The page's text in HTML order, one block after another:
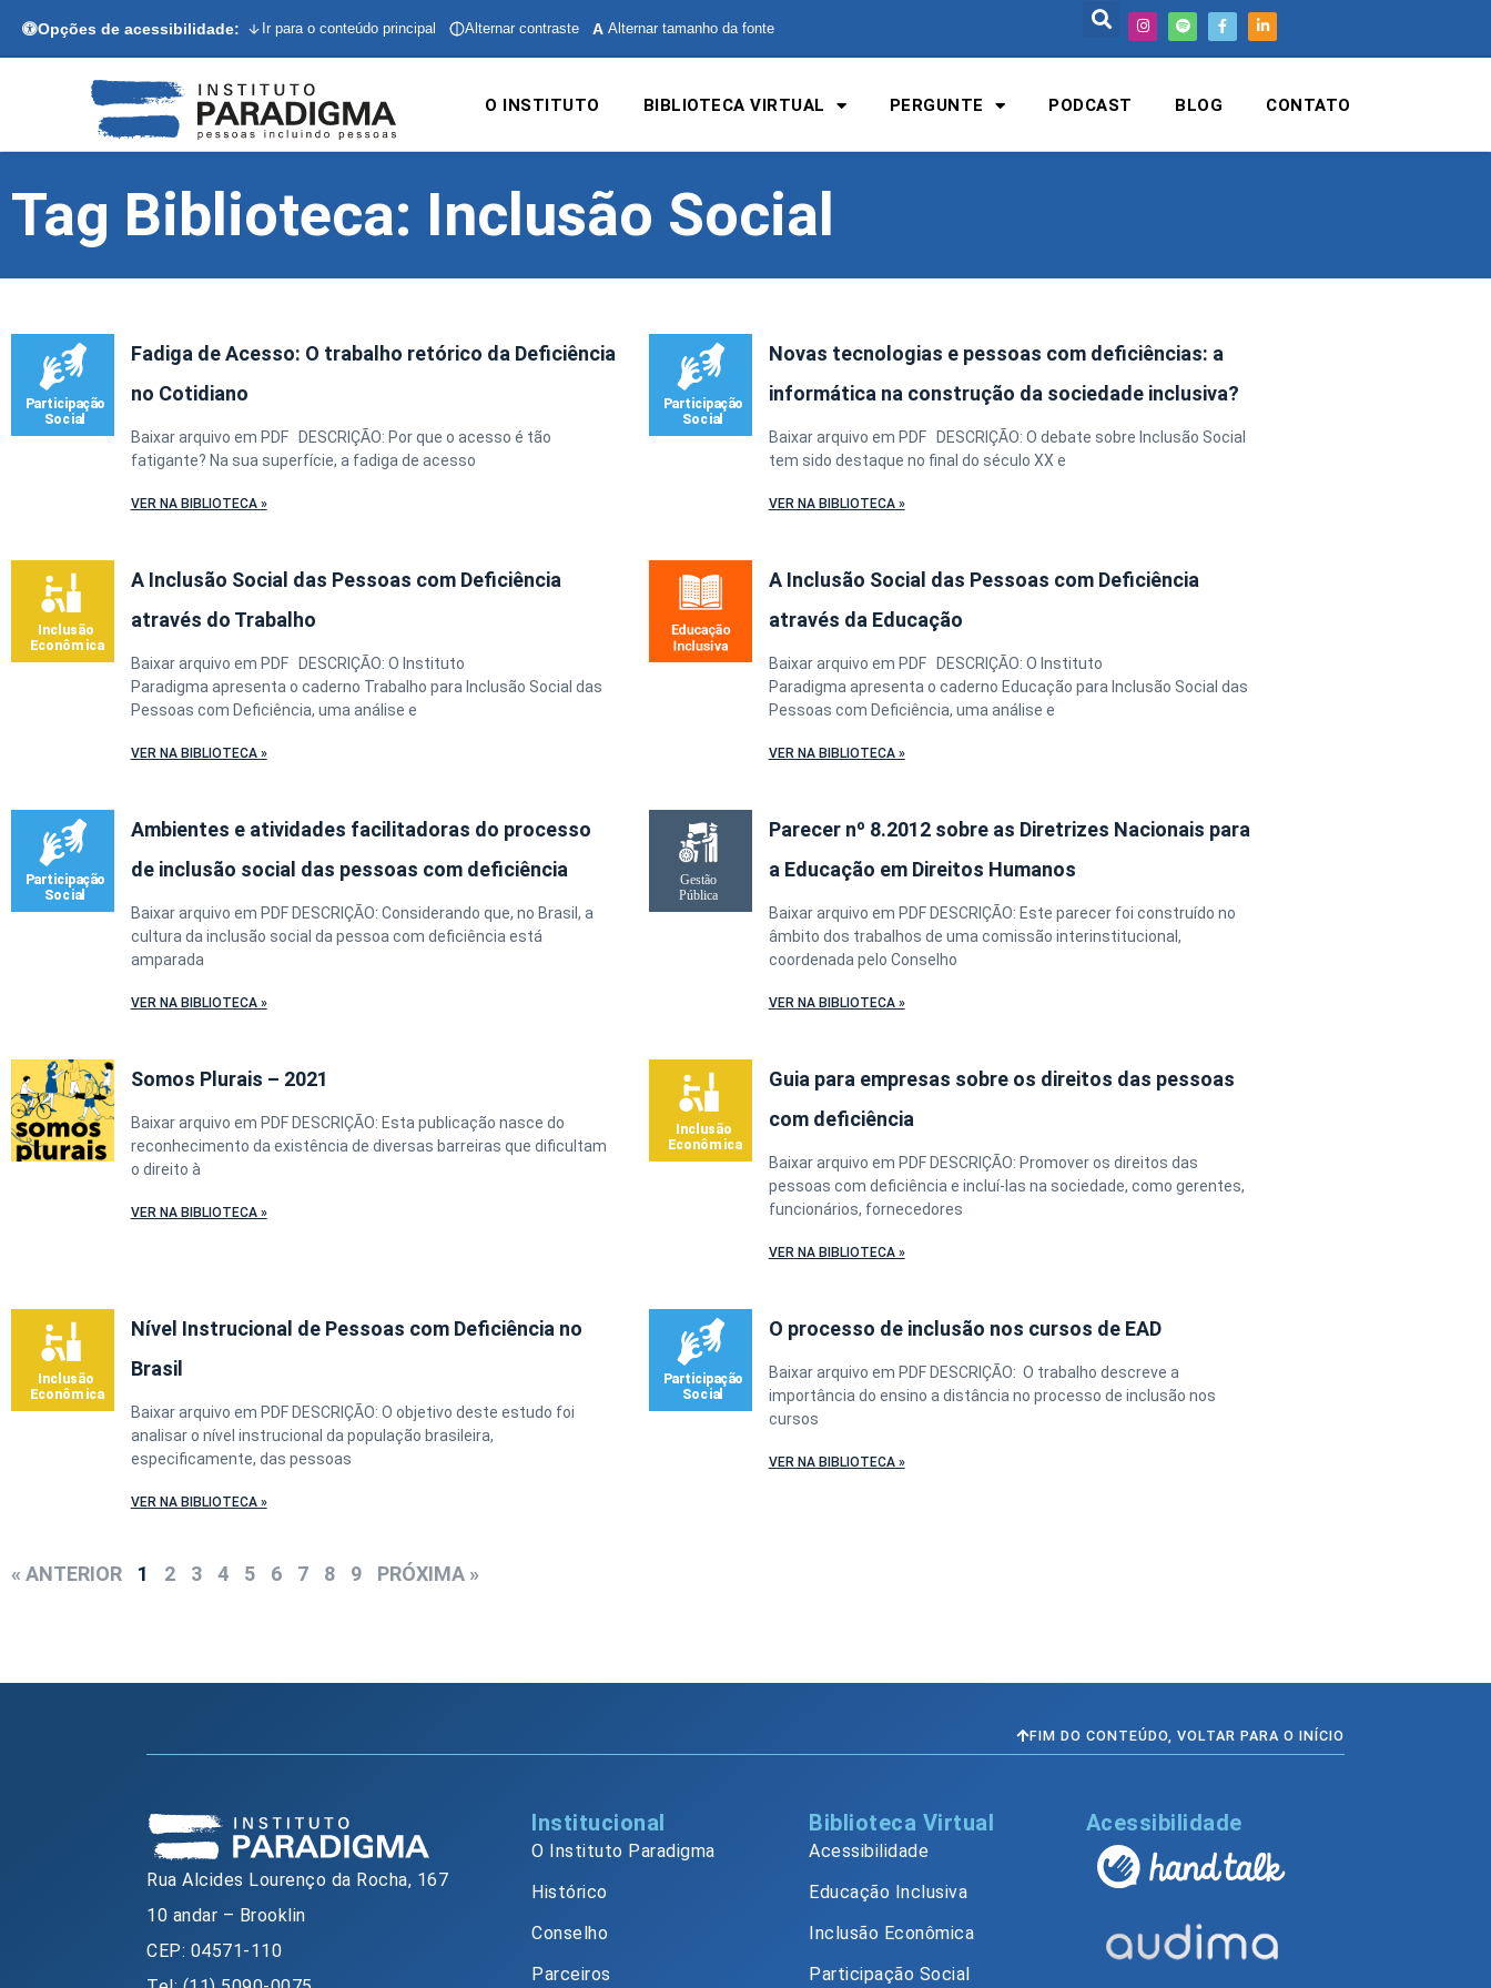
Opções de acessibilidade: Ir para o conteúdo principal Alternar contraste A Alternar tamanho da fonte
O INSTITUTO BIBLIOTECA VIRTUAL PERGUNTE PODCAST BLOG CONTATO
Tag Biblioteca: Inclusão Social
Fadiga de Acesso: O trabalho retórico da Deficiência
no Cotidiano
Baixar arquivo em PDF DESCRIÇÃO: Por que o acesso é tão
fatigante? Na sua superfície, a fadiga de acesso
VER NA BIBLIOTECA »
Novas tecnologias e pessoas com deficiências: a
informática na construção da sociedade inclusiva?
Baixar arquivo em PDF DESCRIÇÃO: O debate sobre Inclusão Social
tem sido destaque no final do século XX e
VER NA BIBLIOTECA »
A Inclusão Social das Pessoas com Deficiência
através do Trabalho
Baixar arquivo em PDF DESCRIÇÃO: O Instituto
Paradigma apresenta o caderno Trabalho para Inclusão Social das
Pessoas com Deficiência, uma análise e
VER NA BIBLIOTECA »
A Inclusão Social das Pessoas com Deficiência
através da Educação
Baixar arquivo em PDF DESCRIÇÃO: O Instituto
Paradigma apresenta o caderno Educação para Inclusão Social das
Pessoas com Deficiência, uma análise e
VER NA BIBLIOTECA »
Ambientes e atividades facilitadoras do processo
de inclusão social das pessoas com deficiência
Baixar arquivo em PDF DESCRIÇÃO: Considerando que, no Brasil, a
cultura da inclusão social da pessoa com deficiência está
amparada
VER NA BIBLIOTECA »
Parecer nº 8.2012 sobre as Diretrizes Nacionais para
a Educação em Direitos Humanos
Baixar arquivo em PDF DESCRIÇÃO: Este parecer foi construído no
âmbito dos trabalhos de uma comissão interinstitucional,
coordenada pelo Conselho
VER NA BIBLIOTECA »
Somos Plurais – 2021
Baixar arquivo em PDF DESCRIÇÃO: Esta publicação nasce do
reconhecimento da existência de diversas barreiras que dificultam
o direito à
VER NA BIBLIOTECA »
Guia para empresas sobre os direitos das pessoas
com deficiência
Baixar arquivo em PDF DESCRIÇÃO: Promover os direitos das
pessoas com deficiência e incluí-las na sociedade, como gerentes,
funcionários, fornecedores
VER NA BIBLIOTECA »
Nível Instrucional de Pessoas com Deficiência no
Brasil
Baixar arquivo em PDF DESCRIÇÃO: O objetivo deste estudo foi
analisar o nível instrucional da população brasileira,
especificamente, das pessoas
VER NA BIBLIOTECA »
O processo de inclusão nos cursos de EAD
Baixar arquivo em PDF DESCRIÇÃO: O trabalho descreve a
importância do ensino a distância no processo de inclusão nos
cursos
VER NA BIBLIOTECA »
« ANTERIOR 1 2 3 4 5 6 7 8 9 PRÓXIMA »
FIM DO CONTEÚDO, VOLTAR PARA O INÍCIO
Rua Alcides Lourenço da Rocha, 167
10 andar – Brooklin
CEP: 04571-110
Institucional
O Instituto Paradigma
Histórico
Conselho
Parceiros
Biblioteca Virtual
Acessibilidade
Educação Inclusiva
Inclusão Econômica
Participação Social
Acessibilidade